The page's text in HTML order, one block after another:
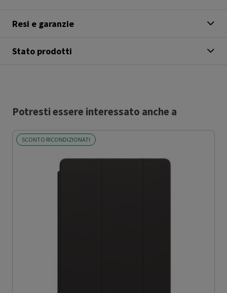
Resi e garanzie
Stato prodotti
Potresti essere interessato anche a
SCONTO RICONDIZIONATI